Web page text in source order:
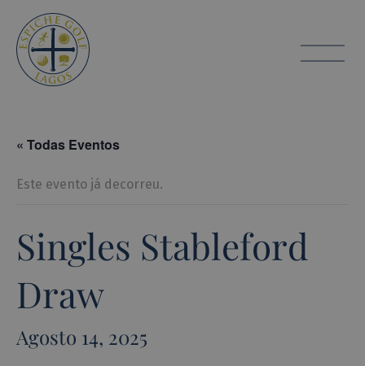
toggle
« Todas Eventos
Este evento já decorreu.
Singles Stableford
Draw
Agosto 14, 2025